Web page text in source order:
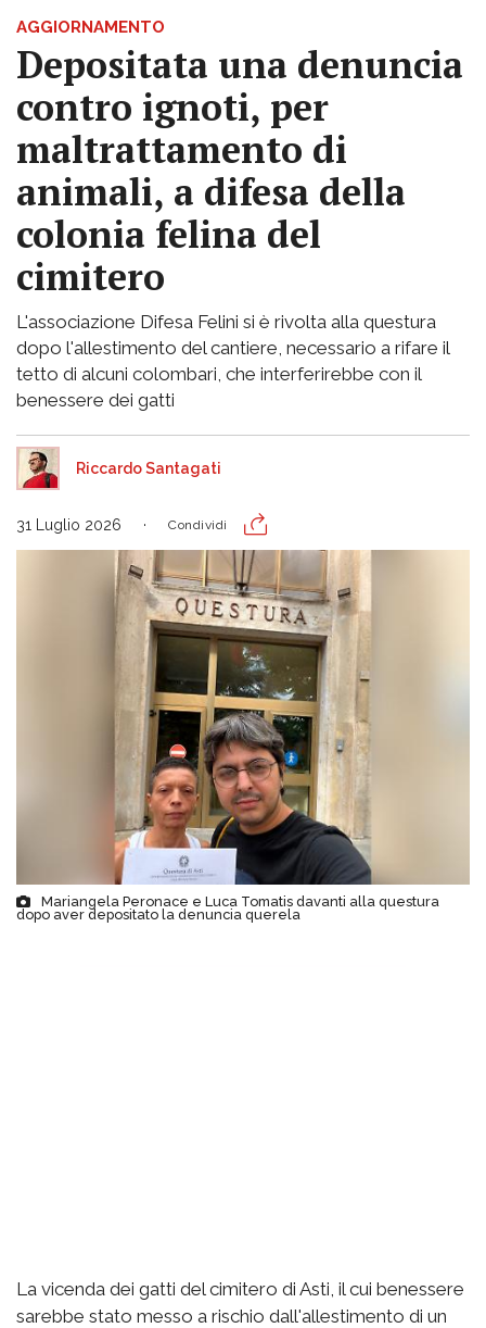
AGGIORNAMENTO
Depositata una denuncia
contro ignoti, per
maltrattamento di
animali, a difesa della
colonia felina del
cimitero
L'associazione Difesa Felini si è rivolta alla questura
dopo l'allestimento del cantiere, necessario a rifare il
tetto di alcuni colombari, che interferirebbe con il
benessere dei gatti
Riccardo Santagati
31 Luglio 2026 Condividi
Mariangela Peronace e Luca Tomatis davanti alla questura
dopo aver depositato la denuncia querela
La vicenda dei gatti del cimitero di Asti, il cui benessere
sarebbe stato messo a rischio dall'allestimento di un